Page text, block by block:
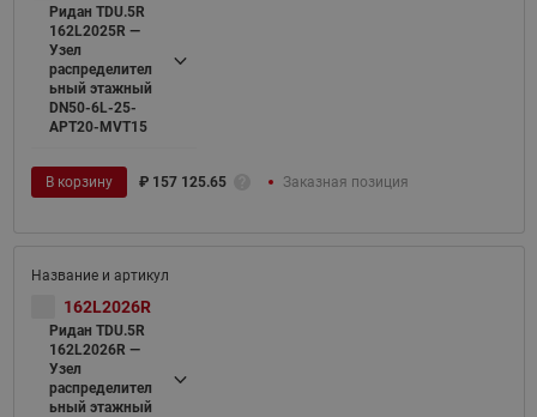
Ридан TDU.5R
162L2025R —
Узел
распределител
ьный этажный
DN50-6L-25-
APT20-MVT15
В корзину ₽ 157 125.65 Заказная позиция
162L2026R
Ридан TDU.5R
162L2026R —
Узел
распределител
ьный этажный